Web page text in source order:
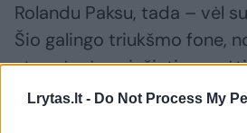
Lrytas.lt - Do Not Process My
Rolandu Paksu, tada – vėl
Šio galingo triukšmo fone,
stengėmės priešintis,
Rusijos koncernas